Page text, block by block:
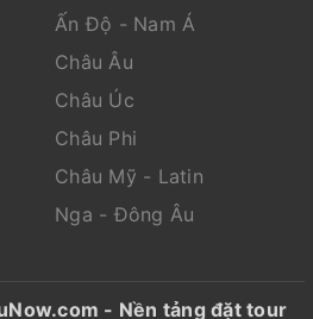
thông tin, vui lòng liên lạc
& CONVENTION
- 0939446006 eMail:
Fb.com/VivuBali /CC -
Thi Hong 1
Ấn Độ - Nam Á
Châu Âu
Châu Úc
Châu Phi
Châu Mỹ - Latin
Nga - Đông Âu
- Nền tảng đặt tour